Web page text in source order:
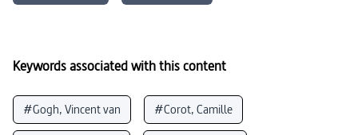
Keywords associated with this content
#Gogh, Vincent van #Corot, Camille